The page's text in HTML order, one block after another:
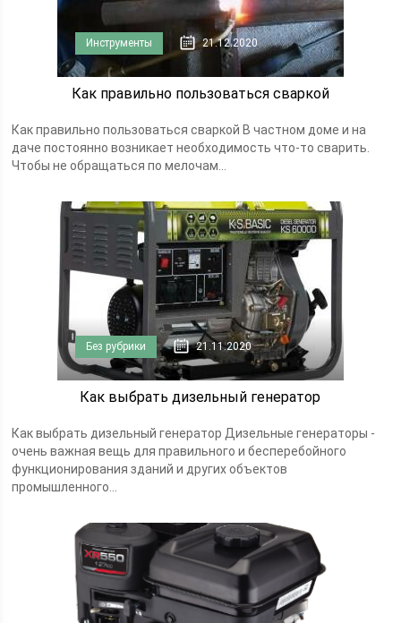
Инструменты 21.12.2020
Как правильно пользоваться сваркой
Как правильно пользоваться сваркой В частном доме и на
даче постоянно возникает необходимость что-то сварить.
Чтобы не обращаться по мелочам...
Без рубрики 21.11.2020
Как выбрать дизельный генератор
Как выбрать дизельный генератор Дизельные генераторы -
очень важная вещь для правильного и бесперебойного
функционирования зданий и других объектов
промышленного...